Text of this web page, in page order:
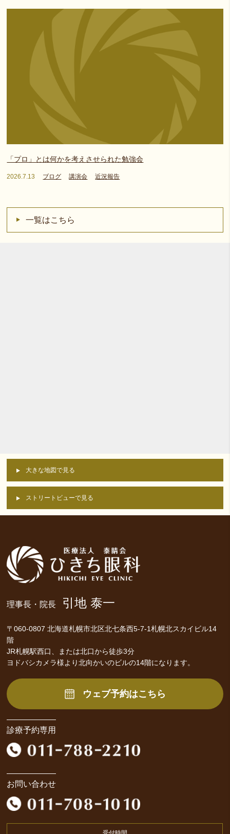
「プロ」とは何かを考えさせられた勉強会
2026.7.13 ブログ 講演会 近況報告
一覧はこちら
大きな地図で見る
ストリートビューで見る
理事長・院長 引地 泰一
〒060-0807 北海道札幌市北区北七条西5-7-1札幌北スカイビル14
階
JR札幌駅西口、または北口から徒歩3分
ヨドバシカメラ様より北向かいのビルの14階になります。
ウェブ予約はこちら
診療予約専用
お問い合わせ